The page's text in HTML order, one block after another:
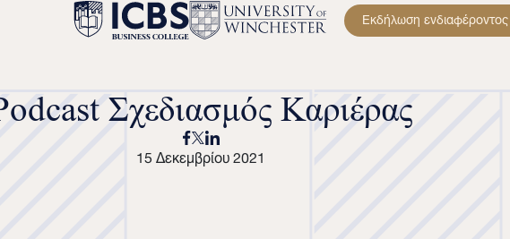
Εκδήλωση ενδιαφέροντος
Σχεδιασμός Καριέρας
15 Δεκεμβρίου 2021